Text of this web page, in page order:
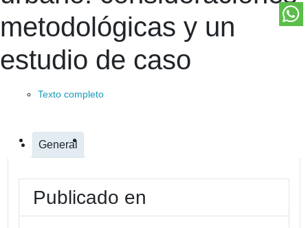
metodológicas y un
estudio de caso
Texto completo
General
Publicado en